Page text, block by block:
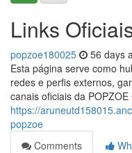
Links
popzoe180025 56 days
Esta página serve como
redes e perfis externos,
canais oficiais da
https://
popzoe
Comments